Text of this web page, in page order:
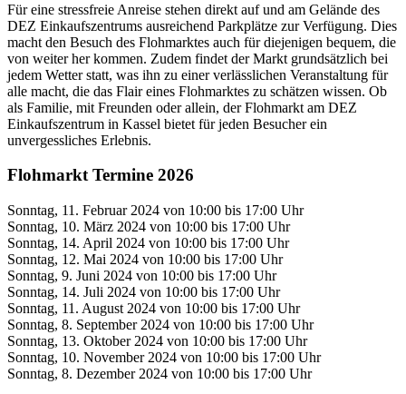
Für eine stressfreie Anreise stehen direkt auf und am Gelände des
DEZ Einkaufszentrums ausreichend Parkplätze zur Verfügung. Dies
macht den Besuch des Flohmarktes auch für diejenigen bequem, die
von weiter her kommen. Zudem findet der Markt grundsätzlich bei
jedem Wetter statt, was ihn zu einer verlässlichen Veranstaltung für
alle macht, die das Flair eines Flohmarktes zu schätzen wissen. Ob
als Familie, mit Freunden oder allein, der Flohmarkt am DEZ
Einkaufszentrum in Kassel bietet für jeden Besucher ein
unvergessliches Erlebnis.
Flohmarkt Termine 2026
Sonntag, 11. Februar 2024 von 10:00 bis 17:00 Uhr
Sonntag, 10. März 2024 von 10:00 bis 17:00 Uhr
Sonntag, 14. April 2024 von 10:00 bis 17:00 Uhr
Sonntag, 12. Mai 2024 von 10:00 bis 17:00 Uhr
Sonntag, 9. Juni 2024 von 10:00 bis 17:00 Uhr
Sonntag, 14. Juli 2024 von 10:00 bis 17:00 Uhr
Sonntag, 11. August 2024 von 10:00 bis 17:00 Uhr
Sonntag, 8. September 2024 von 10:00 bis 17:00 Uhr
Sonntag, 13. Oktober 2024 von 10:00 bis 17:00 Uhr
Sonntag, 10. November 2024 von 10:00 bis 17:00 Uhr
Sonntag, 8. Dezember 2024 von 10:00 bis 17:00 Uhr